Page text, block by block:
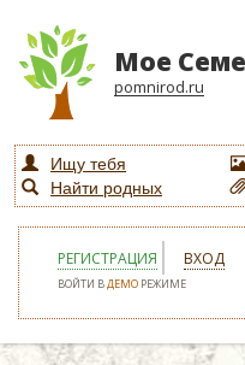
Мое
pomnirod.ru
Ищу тебя
Найти родных
РЕГИСТРАЦИЯ ВХОД
ВОЙТИ ВДЕМО РЕЖИМЕ